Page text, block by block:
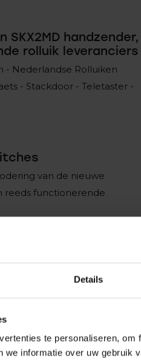
Details
te personaliseren,
we informatie over uw gebruik
handzender,
rolluik leveranciers
- Nederlandse Rolluiken
- Stackdoor - Teletaster -
van de nieuwe
reeds functionerende
van de handzender
2 of 3 posities: